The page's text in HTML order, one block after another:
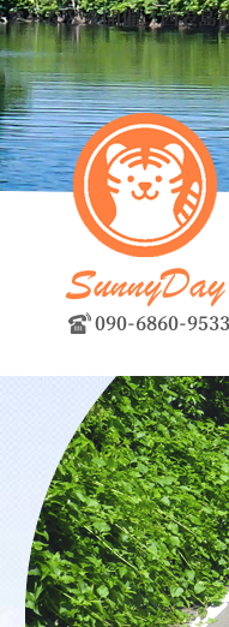
ーなどを開催。西表島